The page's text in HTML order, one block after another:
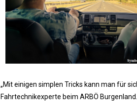
„Mit einigen simplen Tricks kann man für
Fahrtechnikexperte beim ARBÖ Burgenland.